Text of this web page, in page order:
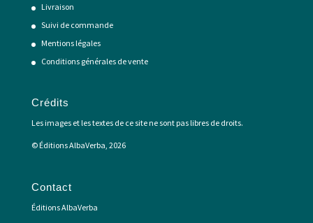
Livraison
Suivi de commande
Mentions légales
Conditions générales de vente
Crédits
Les images et les textes de ce site ne sont pas libres de droits.
© Éditions AlbaVerba, 2026
Contact
Éditions AlbaVerba